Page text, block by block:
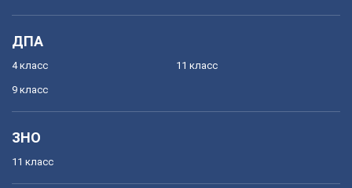
ДПА
4 класс
9 класс
11 класс
ЗНО
11 класс